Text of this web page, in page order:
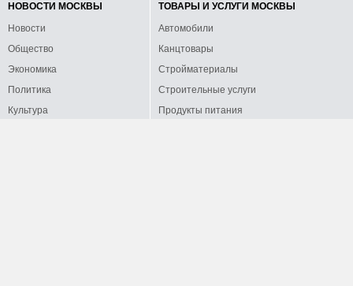
НОВОСТИ МОСКВЫ
Новости
Общество
Экономика
Политика
Культура
ТОВАРЫ И УСЛУГИ МОСКВЫ
Автомобили
Канцтовары
Стройматериалы
Строительные услуги
Продукты питания